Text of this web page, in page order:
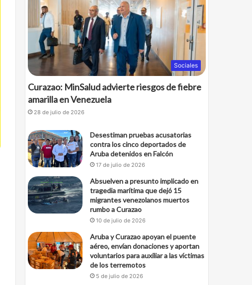
Sociales
Curazao: MinSalud advierte riesgos de fiebre
amarilla en Venezuela
28 de julio de 2026
Desestiman pruebas acusatorias
contra los cinco deportados de
Aruba detenidos en Falcón
17 de julio de 2026
Absuelven a presunto implicado en
tragedia marítima que dejó 15
migrantes venezolanos muertos
rumbo a Curazao
10 de julio de 2026
Aruba y Curazao apoyan el puente
aéreo, envían donaciones y aportan
voluntarios para auxiliar a las víctimas
de los terremotos
5 de julio de 2026